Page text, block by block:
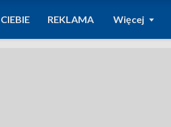
REKLAMA Więcej